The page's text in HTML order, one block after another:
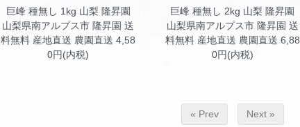
巨峰 種無し 1kg 山梨 隆昇園
山梨県南アルプス市 隆昇園 送
料無料 産地直送 農園直送 4,58
0円(内税)
巨峰 種無し 2kg 山梨 隆昇園
山梨県南アルプス市 隆昇園 送
料無料 産地直送 農園直送 6,88
0円(内税)
« Prev Next »